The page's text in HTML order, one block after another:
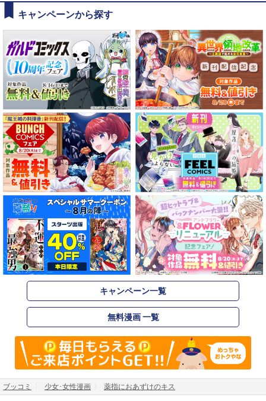
キャンペーンから探す
キャンペーン一覧
無料漫画 一覧
ブッコミ 少女･女性漫画 薬指におあずけのキス